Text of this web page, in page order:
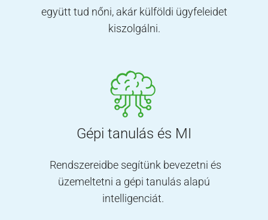
együtt tud nőni, akár külföldi ügyfeleidet
kiszolgálni.
Gépi tanulás és MI
Rendszereidbe segítünk bevezetni és
üzemeltetni a gépi tanulás alapú
intelligenciát.